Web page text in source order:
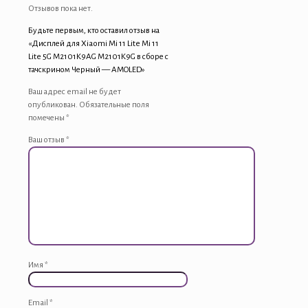
Черный
AMOLED
Отзывов пока нет.
Будьте первым, кто оставил отзыв на
«Дисплей для Xiaomi Mi 11 Lite Mi 11
Lite 5G M2101K9AG M2101K9G в сборе с
тачскрином Черный — AMOLED»
Ваш адрес email не будет
опубликован. Обязательные поля
помечены *
Ваш отзыв *
Имя *
Email *